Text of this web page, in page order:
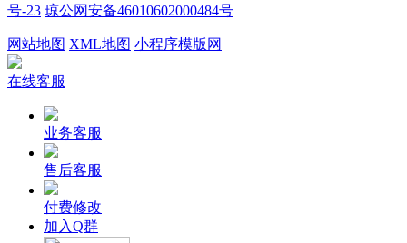
号-23 琼公网安备46010602000484号
网站地图 XML地图 小程序模版网
在线客服
业务客服
售后客服
付费修改
加入Q群